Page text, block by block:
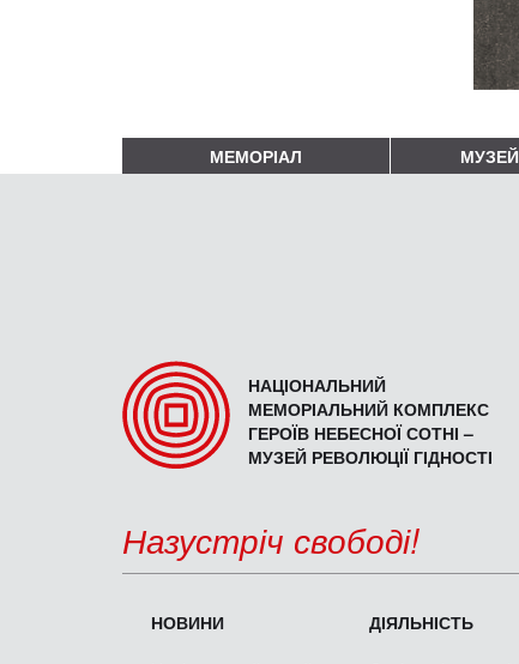
МЕМОРІАЛ МУЗЕЙ
НАЦІОНАЛЬНИЙ
МЕМОРІАЛЬНИЙ КОМПЛЕКС
ГЕРОЇВ НЕБЕСНОЇ СОТНІ –
МУЗЕЙ РЕВОЛЮЦІЇ ГІДНОСТІ
Назустріч свободі!
НОВИНИ
ДІЯЛЬНІСТЬ